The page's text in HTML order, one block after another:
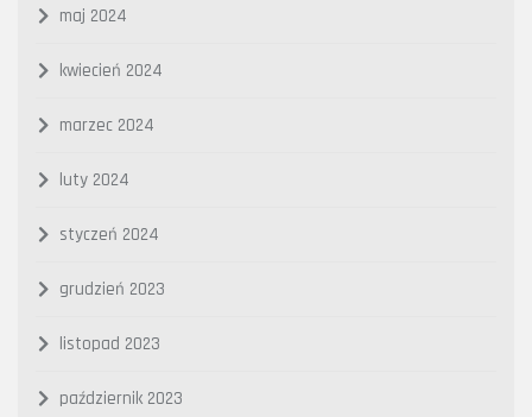
maj 2024
kwiecień 2024
marzec 2024
luty 2024
styczeń 2024
grudzień 2023
listopad 2023
październik 2023